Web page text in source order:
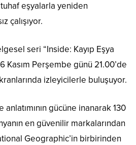
eşyalarla yeniden
çalışıyor.
seri “Inside: Kayıp Eşya
Kasım Perşembe günü 21.00’de
izleyicilerle buluşuyor.
gücüne inanarak 130
en güvenilir markalarından
Geographic’in birbirinden